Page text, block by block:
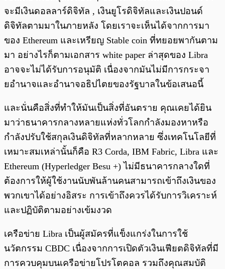
จะมีเงินดอลลาร์ดิจิทัล , เงินยูโรดิจิทัลและเงินปอนด์
ดิจิทัลตามมาในภายหลัง โดยเราจะเห็นได้จากการมา
ของ Ethereum และเหรียญ Stable coin ที่ทยอยพากันตาม
มา อย่างไรก็ตามเอกสาร white paper ล่าสุดของ Libra
อาจจะไม่ได้รับการอนุมัติ เนื่องจากมันไม่มีการกระจา
ยอำนาจและอำนาจอธิปไตยของรัฐบาลในข้อเสนอนี้
และนั่นคือสิ่งที่ทำให้มันเป็นสิ่งที่อันตราย คุณเคยได้ยิน
มาว่าธนาคารกลางหลายแห่งทั่วโลกกำลังมองหาหรือ
กำลังปรับใช้สกุลเงินดิจิทัลที่หลากหลาย ซึ่งเทคโนโลยีที่
เหมาะสมเหล่านั้นก็คือ R3 Corda, IBM Fabric, Libra และ
Ethereum (Hyperledger Besu +) ไม่มีธนาคารกลางใดที่
ต้องการให้ผู้ใช้งานนับพันล้านคนสามารถเข้าถึงเงินของ
พวกเขาได้อย่างอิสระ การเข้าถึงควรได้รับการวิเคราะห์
และปฏิบัติตามอย่างเข้มงวด
เครือข่าย Libra เป็นผู้สมัครที่แข็งแกร่งในการใช้
นวัตกรรม CBDC เนื่องจากการเปิดตัวเงินเฟียตดิจิทัลที่มี
การควบคุมบนเครือข่ายโปรโตคอล รวมถึงคุณสมบัติ